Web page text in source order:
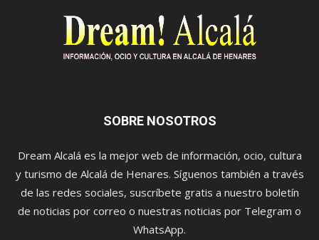
SOBRE NOSOTROS
Dream Alcalá es la mejor web de información, ocio, cultura
y turismo de Alcalá de Henares. Síguenos también a través
de las redes sociales, suscríbete gratis a nuestro boletín
de noticias por correo o nuestras noticias por Telegram o
WhatsApp.